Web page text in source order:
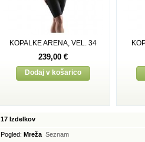
KOPALKE ARENA, VEL. 34
239,00 €
Dodaj v košarico
17 Izdelkov
Pogled: Mreža Seznam